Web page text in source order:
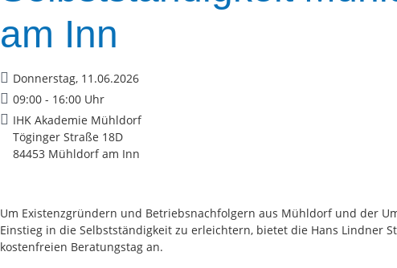
am Inn
Donnerstag, 11.06.2026
09:00 - 16:00 Uhr
IHK Akademie Mühldorf
Töginger Straße 18D
84453 Mühldorf am Inn
Um Existenzgründern und Betriebsnachfolgern aus Mühldorf und der
Einstieg in die Selbstständigkeit zu erleichtern, bietet die Hans Lindner
kostenfreien Beratungstag an.